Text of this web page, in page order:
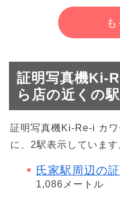
証明写真機Ki-
ら店の近くの
証明写真機Ki-Re-i カ
に、2駅表示しています
氏家駅周辺の
1,086メートル